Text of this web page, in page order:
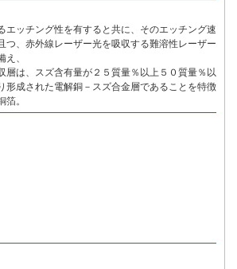
エッチング性を有すると共に、そのエッチング速
つ、赤外線レーザー光を吸収する難溶性レーザー
、
層は、スズ含有量が２５質量％以上５０質量％以
形成された電解銅－スズ合金層であることを特徴
箔。